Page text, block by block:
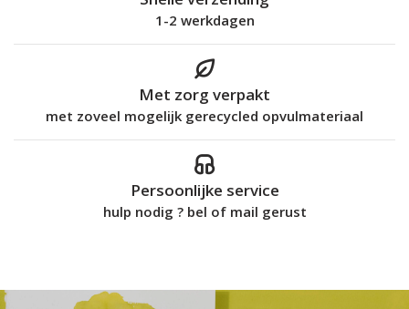
1-2 werkdagen
Met zorg verpakt
met zoveel mogelijk gerecycled opvulmateriaal
Persoonlijke service
hulp nodig ? bel of mail gerust